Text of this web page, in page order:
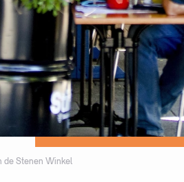
de Stenen Winkel